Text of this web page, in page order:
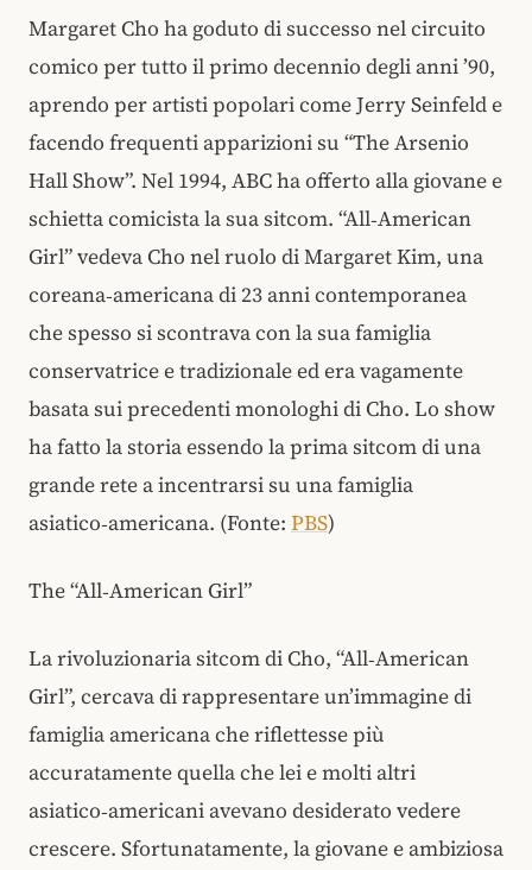
Margaret Cho ha goduto di successo nel circuito
comico per tutto il primo decennio degli anni ’90,
aprendo per artisti popolari come Jerry Seinfeld e
facendo frequenti apparizioni su “The Arsenio
Hall Show”. Nel 1994, ABC ha offerto alla giovane e
schietta comicista la sua sitcom. “All‑American
Girl” vedeva Cho nel ruolo di Margaret Kim, una
coreana‑americana di 23 anni contemporanea
che spesso si scontrava con la sua famiglia
conservatrice e tradizionale ed era vagamente
basata sui precedenti monologhi di Cho. Lo show
ha fatto la storia essendo la prima sitcom di una
grande rete a incentrarsi su una famiglia
asiatico‑americana. (Fonte: PBS)
The “All‑American Girl”
La rivoluzionaria sitcom di Cho, “All‑American
Girl”, cercava di rappresentare un’immagine di
famiglia americana che riflettesse più
accuratamente quella che lei e molti altri
asiatico‑americani avevano desiderato vedere
crescere. Sfortunatamente, la giovane e ambiziosa